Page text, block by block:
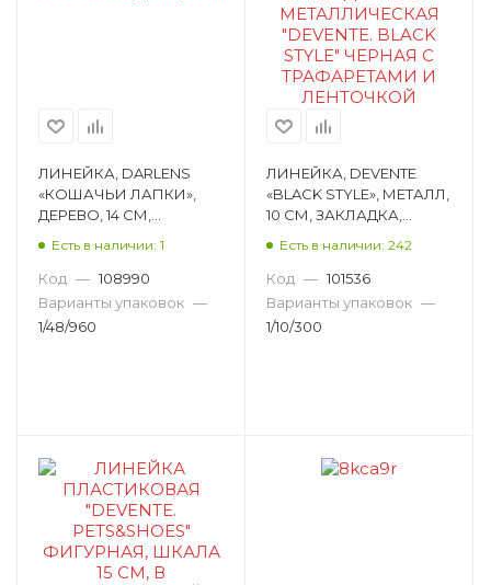
ЛИНЕЙКА, DARLENS
«КОШАЧЬИ ЛАПКИ»,
ДЕРЕВО, 14 СМ,
Есть в наличии: 1
Код — 108990
Варианты упаковок —
1/48/960
ЛИНЕЙКА, DEVENTE
«BLACK STYLE», МЕТАЛЛ,
10 СМ, ЗАКЛАДКА,
Есть в наличии: 242
Код — 101536
Варианты упаковок —
1/10/300